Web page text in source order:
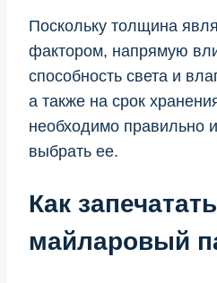
Поскольку толщина
фактором, напрямую
способность света и
а также на срок
необходимо правильно
выбрать ее.
Как запечатать
майларовый